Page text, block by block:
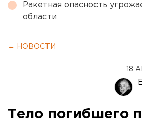
Ракетная опасность
области
← НОВОСТИ
18
Тело погибшего